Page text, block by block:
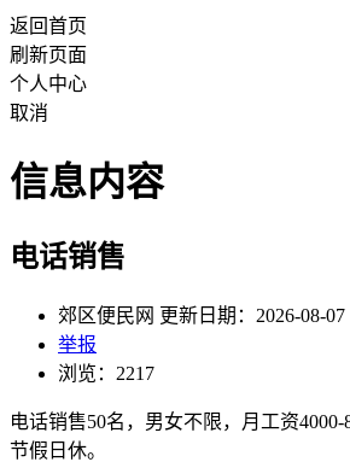
返回首页
刷新页面
个人中心
取消
信息内容
电话销售
郊区便民网 更新日期：2026-08-07
举报
浏览：2217
电话销售50名，男女不限，月工资
节假日休。